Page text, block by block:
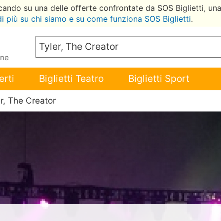
su una delle offerte confrontate da SOS Biglietti,
più su chi siamo e su come funziona SOS Biglietti.
Biglietti Teatro Biglietti Sport
The Creator